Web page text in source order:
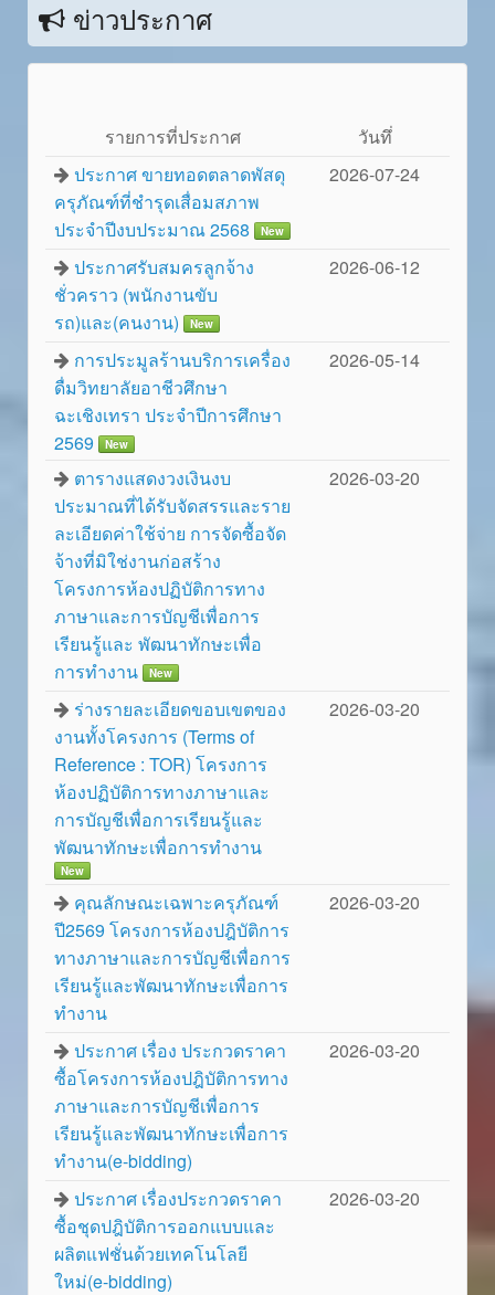
ข่าวประกาศ
รายการที่ประกาศ
วันทึ่
ประกาศ ขายทอดตลาดพัสดุ
ครุภัณฑ์ที่ชำรุดเสื่อมสภาพ
ประจำปีงบประมาณ 2568
New
2026-07-24
ประกาศรับสมครลูกจ้าง
ชั่วคราว (พนักงานขับ
รถ)และ(คนงาน)
New
2026-06-12
การประมูลร้านบริการเครื่อง
ดื่มวิทยาลัยอาชีวศึกษา
ฉะเชิงเทรา ประจำปีการศึกษา
2569
New
2026-05-14
ตารางแสดงวงเงินงบ
ประมาณที่ได้รับจัดสรรและราย
ละเอียดค่าใช้จ่าย การจัดซื้อจัด
จ้างที่มิใช่งานก่อสร้าง
โครงการห้องปฏิบัติการทาง
ภาษาและการบัญชีเพื่อการ
เรียนรู้และ พัฒนาทักษะเพื่อ
การทำงาน
New
2026-03-20
ร่างรายละเอียดขอบเขตของ
งานทั้งโครงการ (Terms of
Reference : TOR) โครงการ
ห้องปฏิบัติการทางภาษาและ
การบัญชีเพื่อการเรียนรู้และ
พัฒนาทักษะเพื่อการทำงาน
New
2026-03-20
คุณลักษณะเฉพาะครุภัณฑ์
ปี2569 โครงการห้องปฎิบัติการ
ทางภาษาและการบัญชีเพื่อการ
เรียนรู้และพัฒนาทักษะเพื่อการ
ทำงาน
2026-03-20
ประกาศ เรื่อง ประกวดราคา
ซื้อโครงการห้องปฎิบัติการทาง
ภาษาและการบัญชีเพื่อการ
เรียนรู้และพัฒนาทักษะเพื่อการ
ทำงาน(e-bidding)
2026-03-20
ประกาศ เรื่องประกวดราคา
ซื้อชุดปฎิบัติการออกแบบและ
ผลิตแฟชั่นด้วยเทคโนโลยี
ใหม่(e-bidding)
2026-03-20